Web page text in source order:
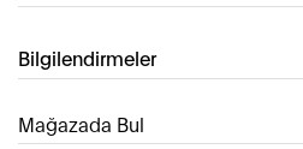
Bilgilendirmeler
Mağazada Bul